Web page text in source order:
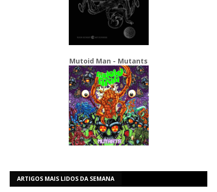
Mutoid Man - Mutants
ARTIGOS MAIS LIDOS DA SEMANA